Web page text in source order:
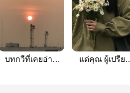
บทกวีที่เคยอ่าน
แด่คุณ ผู้เปรียบ